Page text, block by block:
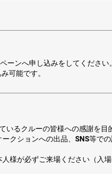
ーンへ申し込みをしてください
可能です。
いるクルーの皆様への感謝を目
クションへの出品、SNS等で
様が必ずご来場ください（入